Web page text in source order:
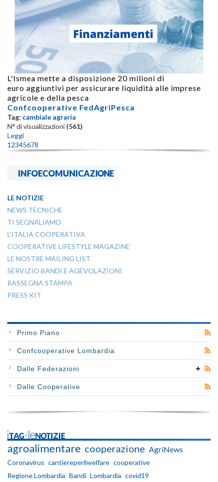
L'Ismea mette a disposizione 20 milioni di
euro aggiuntivi per assicurare liquidità alle imprese
agricole e della pesca
Confcooperative FedAgriPesca
Tag: cambiale agraria
N° di visualizzazioni (561)
Leggi
1 2345678
INFOECOMUNICAZIONE
LE NOTIZIE
NEWS TECNICHE
TI SEGNALIAMO
L'ITALIA COOPERATIVA
COOPERATIVE LIFESTYLE MAGAZINE
LE NOSTRE MAILING LIST
SERVIZIO BANDI E AGEVOLAZIONI
RASSEGNA STAMPA
PRESS KIT
Primo Piano
Confcooperative Lombardia
Dalle Federazioni
Dalle Cooperative
iTAG-leNOTIZIE
agroalimentare cooperazione AgriNews
Coronavirus cantiereperilwelfare cooperative
Regione Lombardia Bandi Lombardia covid19